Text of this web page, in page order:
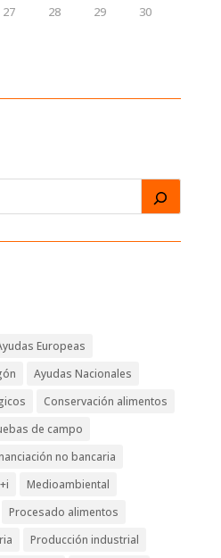
27 28 29
30
Europeas
Ayudas Nacionales
Conservación alimentos
de campo
no bancaria
Medioambiental
Procesado alimentos
Producción industrial